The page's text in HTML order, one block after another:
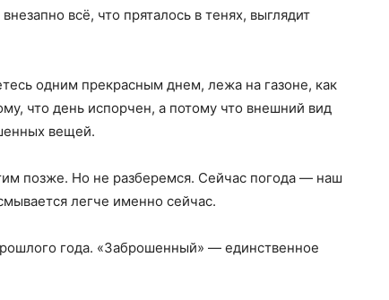
всё, что пряталось в тенях, выглядит
одним прекрасным днем, лежа на газоне, как
что день испорчен, а потому что внешний вид
вещей.
позже. Но не разберемся. Сейчас погода — наш
легче именно сейчас.
года. «Заброшенный» — единственное